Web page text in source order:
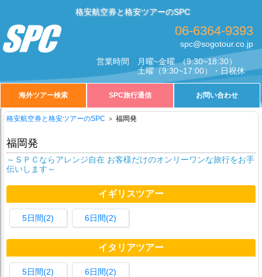
格安航空券と格安ツアーのSPC
06-6364-9393
spc@sogotour.co.jp
営業時間
月曜~金曜 （9:30~18:30）
土曜（9:30~17:00）・日祝休
海外ツアー検索 SPC旅行通信 お問い合わせ
格安航空券と格安ツアーのSPC 福岡発
福岡発
～ＳＰＣならアレンジ自在 お客様だけのオンリーワンな旅行をお手
伝いします～
イギリスツアー
5日間(2) 6日間(2)
イタリアツアー
5日間(2) 6日間(2)